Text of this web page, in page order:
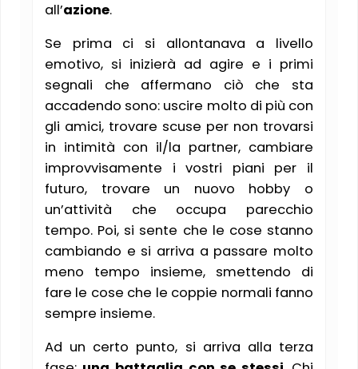
all’azione.
Se prima ci si allontanava a livello
emotivo, si inizierà ad agire e i primi
segnali che affermano ciò che sta
accadendo sono: uscire molto di più con
gli amici, trovare scuse per non trovarsi
in intimità con il/la partner, cambiare
improvvisamente i vostri piani per il
futuro, trovare un nuovo hobby o
un’attività che occupa parecchio
tempo. Poi, si sente che le cose stanno
cambiando e si arriva a passare molto
meno tempo insieme, smettendo di
fare le cose che le coppie normali fanno
sempre insieme.
Ad un certo punto, si arriva alla terza